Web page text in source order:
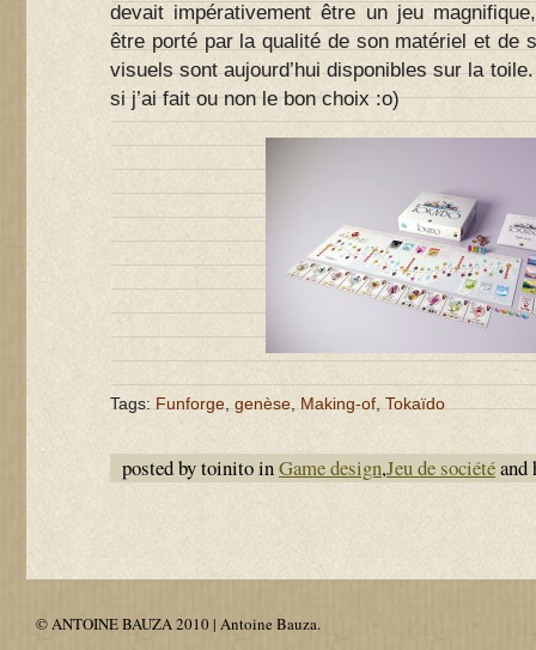
devait impérativement être un jeu
être porté par la qualité de son matériel et de
visuels sont aujourd’hui disponibles sur la
si j’ai fait ou non le bon choix :o)
Tags: Funforge genèse Making-of Tokaïdo
posted by toinito inGame design,Jeu de sociétéand
© ANTOINE BAUZA 2010 | Antoine Bauza.